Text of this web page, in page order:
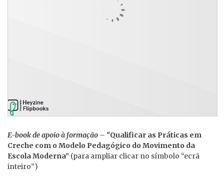
E-book de apoio à formação – “Qualificar as Práticas em
Creche com o Modelo Pedagógico do Movimento da
Escola Moderna” (para ampliar clicar no símbolo “ecrã
inteiro”)